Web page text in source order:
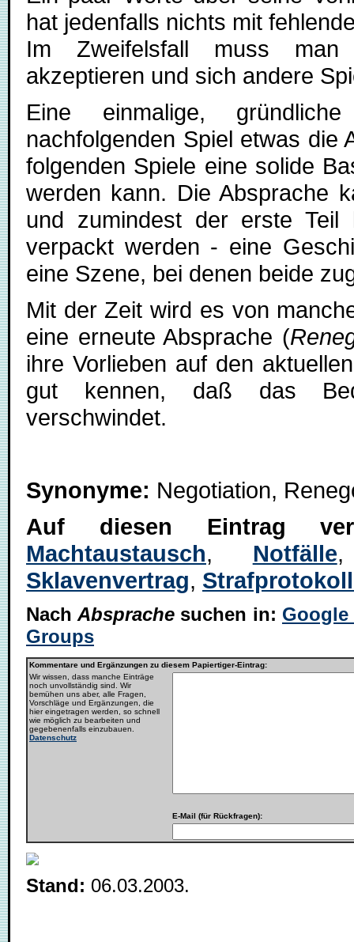
hat jedenfalls nichts mit
Im Zweifelsfall muss man
akzeptieren und sich andere
Eine einmalige,
nachfolgenden Spiel etwas die
folgenden Spiele eine solide
werden kann. Die Absprache
und zumindest der erste
verpackt werden - eine
eine Szene, bei denen beide
Mit der Zeit wird es von
eine erneute Absprache (
ihre Vorlieben auf den
gut kennen, daß das
verschwindet.
Synonyme: Negotiation,
Auf diesen Eintrag
Machtaustausch, Notfälle
Sklavenvertrag,
NachAbsprache suchen in: Google
Groups
Kommentare und Ergänzungen zu diesem Papiertiger-Eintrag:
Wir wissen, dass manche Einträge
noch unvollständig sind. Wir
bemühen uns aber, alle Fragen,
Vorschläge und Ergänzungen, die
hier eingetragen werden, so schnell
wie möglich zu bearbeiten und
gegebenenfalls einzubauen.
Datenschutz
E-Mail (für Rückfragen):
Stand: 06.03.2003.